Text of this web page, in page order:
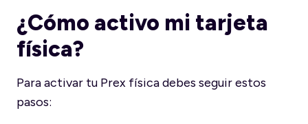
¿Cómo activo mi tarjeta
física?
Para activar tu Prex física debes seguir estos
pasos: